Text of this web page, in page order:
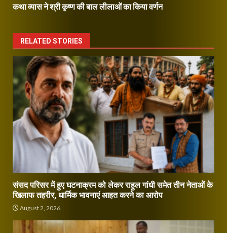
कथा व्यास ने श्री कृष्ण की बाल लीलाओं का किया वर्णन
RELATED STORIES
संसद परिसर में हुए घटनाक्रम को लेकर राहुल गांधी समेत तीन नेताओं के
खिलाफ तहरीर, धार्मिक भावनाएं आहत करने का आरोप
August 2, 2026